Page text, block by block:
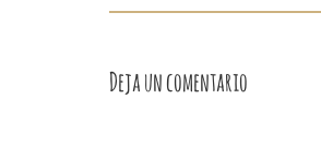
Deja un comentario